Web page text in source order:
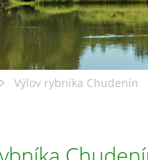
Výlov rybníka Chudenín